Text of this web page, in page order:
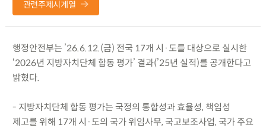
관련주제시계열
행정안전부는 ’26.6.12.(금) 전국 17개 시·도를 대상으로 실시한
‘2026년 지방자치단체 합동 평가’ 결과(’25년 실적)를 공개한다고
밝혔다.
- 지방자치단체 합동 평가는 국정의 통합성과 효율성, 책임성
제고를 위해 17개 시·도의 국가 위임사무, 국고보조사업, 국가 주요